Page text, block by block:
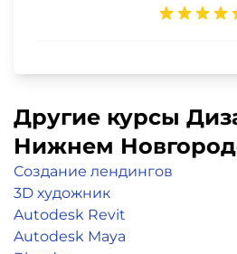
Другие курсы
Нижнем
Создание лендингов
3D художник
Autodesk Revit
Autodesk Maya